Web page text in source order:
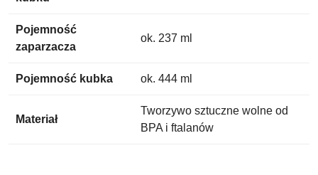
Pojemność
zaparzacza
ok. 237 ml
Pojemność kubka ok. 444 ml
Materiał
Tworzywo sztuczne wolne od
BPA i ftalanów